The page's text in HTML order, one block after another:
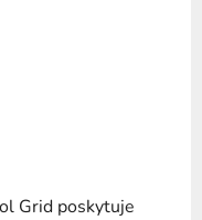
Grid poskytuje